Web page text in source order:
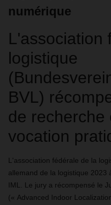
numérique
L'association
logistique
BVL)
de recherche
vocation
L'association fédérale de la
allemand de la logistique 2023
IML. Le jury a récompensé le
(« Advanced Indoor